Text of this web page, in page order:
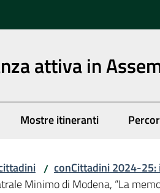
attiva in
Mostre itineranti
/ conCittadini 2024-
Minimo di Modena, “La